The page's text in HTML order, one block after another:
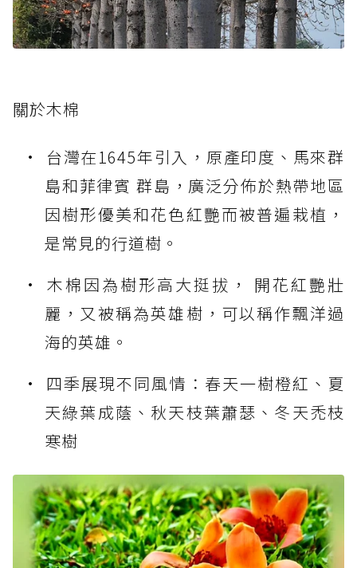
關於木棉
台灣在1645年引入，原產印度、馬來群
島和菲律賓 群島，廣泛分佈於熱帶地區
因樹形優美和花色紅艷而被普遍栽植，
是常見的行道樹。
木棉因為樹形高大挺拔， 開花紅艷壯
麗，又被稱為英雄樹，可以稱作飄洋過
海的英雄。
四季展現不同風情：春天一樹橙紅、夏
天綠葉成蔭、秋天枝葉蕭瑟、冬天禿枝
寒樹